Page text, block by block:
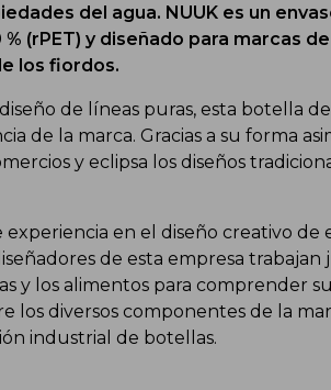
del agua. NUUK es un
(rPET) y diseñado para marcas
los fiordos.
de líneas puras, esta botella
de la marca. Gracias a su forma
y eclipsa los diseños
experiencia en el diseño creativo de
de esta empresa
y los alimentos para comprender
los diversos componentes de la
industrial de botellas.